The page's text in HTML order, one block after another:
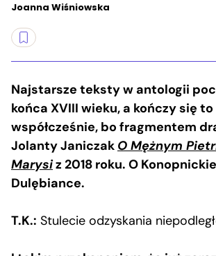
Joanna Wiśniowska
Najstarsze teksty w antologii
końca XVIII wieku, a kończy się
współcześnie, bo fragmentem
Jolanty Janiczak O Mężnym
Marysiz 2018 roku. O
Dulębiance.
T.K.: Stulecie odzyskania